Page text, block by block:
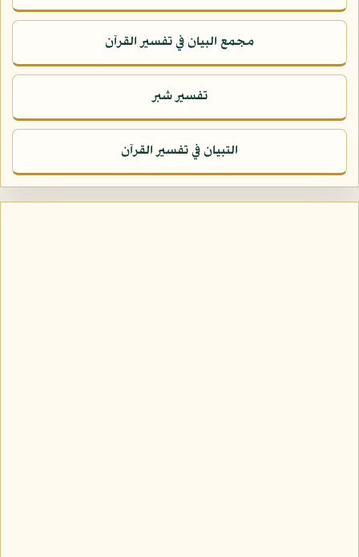
مجمع البيان في تفسير القرآن
تفسير شبر
التبيان في تفسير القرآن